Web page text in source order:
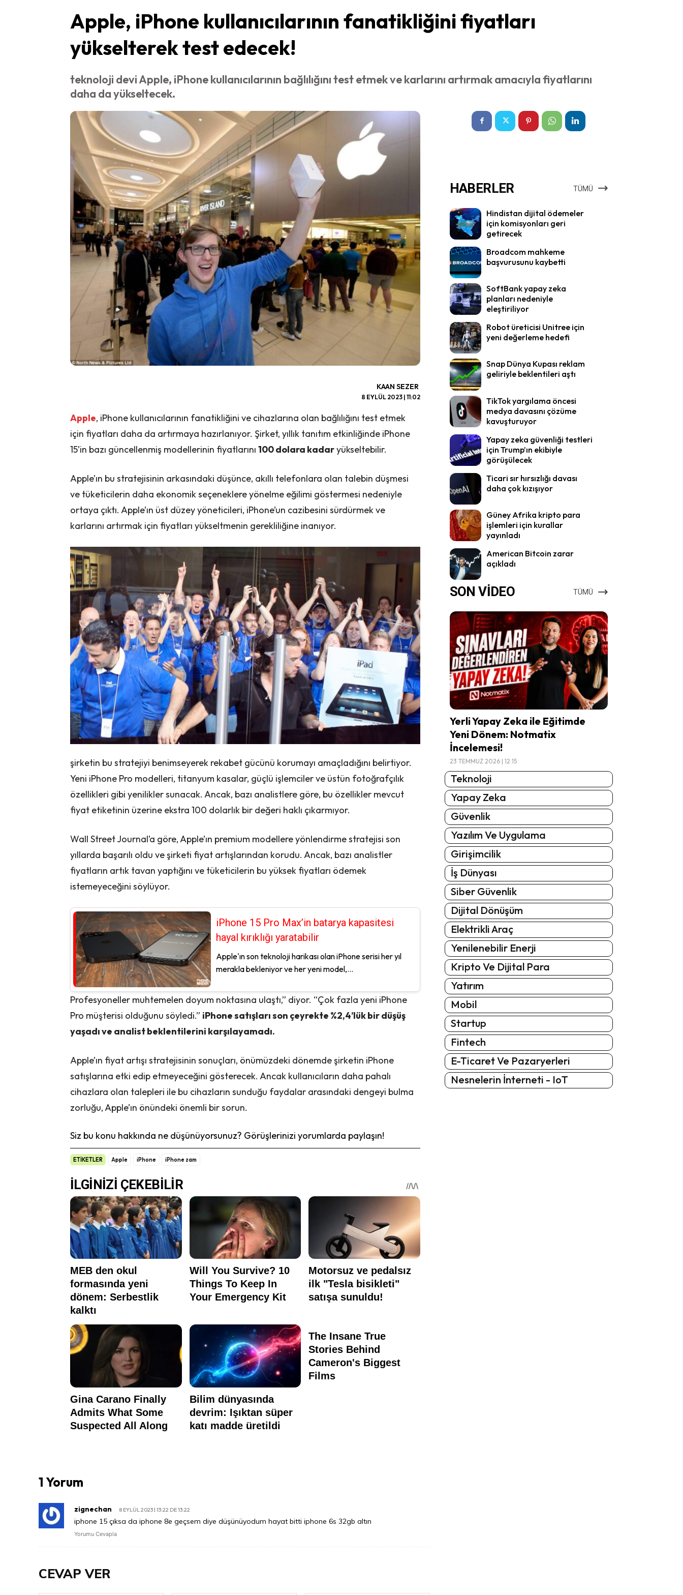
Apple, iPhone kullanıcılarının fanatikliğini fiyatları
yükselterek test edecek!
teknoloji devi Apple, iPhone kullanıcılarının bağlılığını test etmek ve karlarını artırmak amacıyla fiyatlarını
daha da yükseltecek.
KAAN SEZER
8 EYLÜL 2023 | 11:02
Apple, iPhone kullanıcılarının fanatikliğini ve cihazlarına olan bağlılığını test etmek
için fiyatları daha da artırmaya hazırlanıyor. Şirket, yıllık tanıtım etkinliğinde iPhone
15’in bazı güncellenmiş modellerinin fiyatlarını 100 dolara kadaryükseltebilir.
Apple’ın bu stratejisinin arkasındaki düşünce, akıllı telefonlara olan talebin düşmesi
ve tüketicilerin daha ekonomik seçeneklere yönelme eğilimi göstermesi nedeniyle
ortaya çıktı. Apple’ın üst düzey yöneticileri, iPhone’un cazibesini sürdürmek ve
karlarını artırmak için fiyatları yükseltmenin gerekliliğine inanıyor.
şirketin bu stratejiyi benimseyerek rekabet gücünü korumayı amaçladığını belirtiyor.
Yeni iPhone Pro modelleri, titanyum kasalar, güçlü işlemciler ve üstün fotoğrafçılık
özellikleri gibi yenilikler sunacak. Ancak, bazı analistlere göre, bu özellikler mevcut
fiyat etiketinin üzerine ekstra 100 dolarlık bir değeri haklı çıkarmıyor.
Wall Street Journal’a göre, Apple’ın premium modellere yönlendirme stratejisi son
yıllarda başarılı oldu ve şirketi fiyat artışlarından korudu. Ancak, bazı analistler
fiyatların artık tavan yaptığını ve tüketicilerin bu yüksek fiyatları ödemek
istemeyeceğini söylüyor.
iPhone 15 Pro Max’in batarya kapasitesi
hayal kırıklığı yaratabilir
Apple'ın son teknoloji harikası olan iPhone serisi her yıl
merakla bekleniyor ve her yeni model,...
Profesyoneller muhtemelen doyum noktasına ulaştı,” diyor. “Çok fazla yeni iPhone
Pro müşterisi olduğunu söyledi.” iPhone satışları son çeyrekte %2,4’lük bir düşüş
yaşadı ve analist beklentilerini karşılayamadı.
Apple’ın fiyat artışı stratejisinin sonuçları, önümüzdeki dönemde şirketin iPhone
satışlarına etki edip etmeyeceğini gösterecek. Ancak kullanıcıların daha pahalı
cihazlara olan talepleri ile bu cihazların sunduğu faydalar arasındaki dengeyi bulma
zorluğu, Apple’ın önündeki önemli bir sorun.
Siz bu konu hakkında ne düşünüyorsunuz? Görüşlerinizi yorumlarda paylaşın!
ETİKETLER Apple iPhone iPhone zam
HABERLER TÜMÜ
Hindistan dijital ödemeler
için komisyonları geri
getirecek
Broadcom mahkeme
başvurusunu kaybetti
SoftBank yapay zeka
planları nedeniyle
eleştiriliyor
Robot üreticisi Unitree için
yeni değerleme hedefi
Snap Dünya Kupası reklam
geliriyle beklentileri aştı
TikTok yargılama öncesi
medya davasını çözüme
kavuşturuyor
Yapay zeka güvenliği testleri
için Trump’ın ekibiyle
görüşülecek
Ticari sır hırsızlığı davası
daha çok kızışıyor
Güney Afrika kripto para
işlemleri için kurallar
yayınladı
American Bitcoin zarar
açıkladı
SON VİDEO TÜMÜ
Yerli Yapay Zeka ile Eğitimde
Yeni Dönem: Notmatix
İncelemesi!
23 TEMMUZ 2026 | 12:15
Teknoloji
Yapay Zeka
Güvenlik
Yazılım Ve Uygulama
Girişimcilik
İş Dünyası
Siber Güvenlik
Dijital Dönüşüm
Elektrikli Araç
Yenilenebilir Enerji
Kripto Ve Dijital Para
Yatırım
Mobil
Startup
Fintech
E-Ticaret Ve Pazaryerleri
Nesnelerin İnterneti - IoT
1 Yorum
zignechan 8 EYLÜL 2023 | 13:22 DE 13:22
iphone 15 çıksa da iphone 8e geçsem diye düşünüyodum hayat bitti iphone 6s 32gb altın
Yorumu Cevapla
CEVAP VER